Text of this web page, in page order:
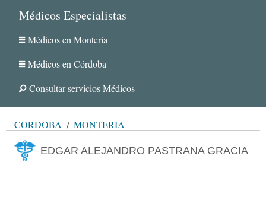
Médicos Especialistas
Médicos en Montería
Médicos en Córdoba
Consultar servicios Médicos
CÓRDOBA MONTERÍA
EDGAR ALEJANDRO PASTRANA GRACIA